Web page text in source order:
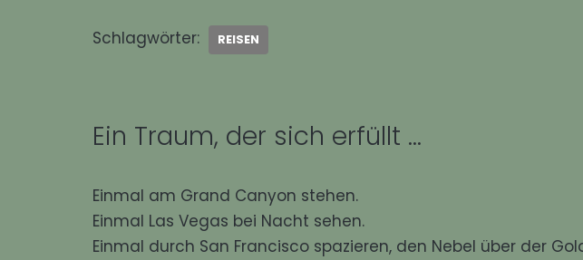
Schlagwörter: REISEN
Ein Traum, der sich erfüllt …
Einmal am Grand Canyon stehen.
Einmal Las Vegas bei Nacht sehen.
Einmal durch San Francisco spazieren, den Nebel über der